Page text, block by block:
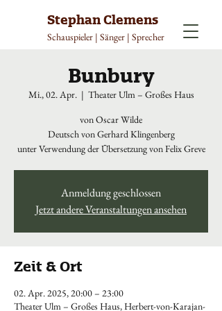
Stephan Clemens
Schauspieler | Sänger | Sprecher
Bunbury
Mi., 02. Apr.
  |
Theater Ulm – Großes Haus
von Oscar Wilde
Deutsch von Gerhard Klingenberg
unter Verwendung der Übersetzung von Felix Greve
Anmeldung geschlossen
Jetzt andere Veranstaltungen ansehen
Zeit & Ort
02. Apr. 2025, 20:00 – 23:00
Theater Ulm – Großes Haus, Herbert-von-Karajan-